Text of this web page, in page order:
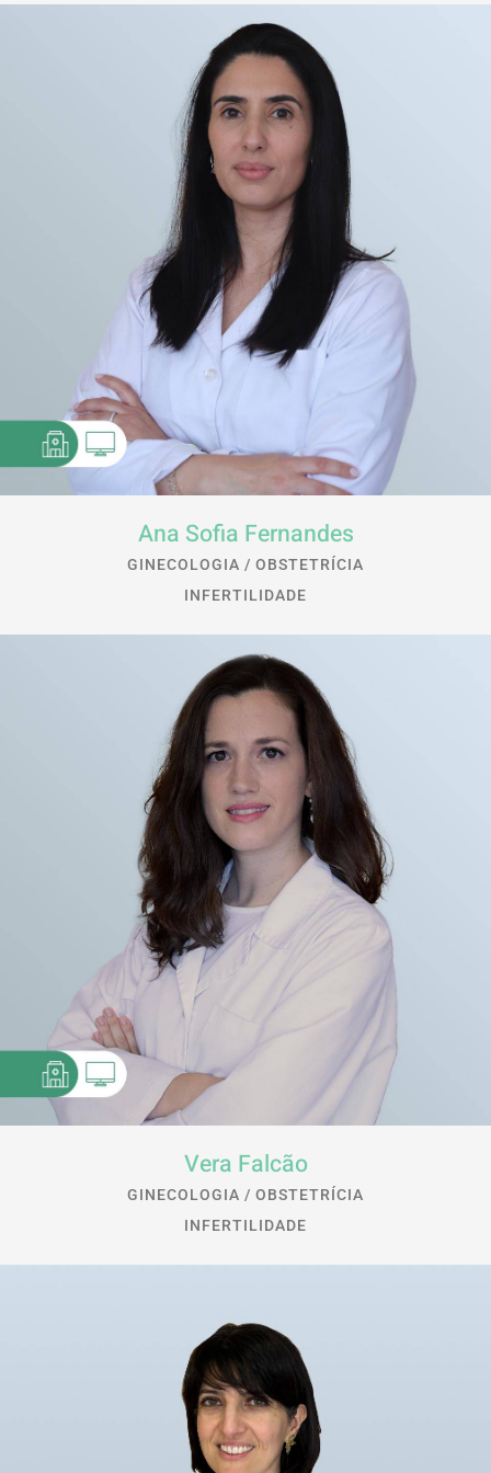
Ana Sofia Fernandes
GINECOLOGIA / OBSTETRÍCIA
INFERTILIDADE
Vera Falcão
GINECOLOGIA / OBSTETRÍCIA
INFERTILIDADE